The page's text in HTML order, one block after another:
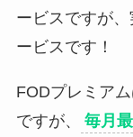
ービスですが
ービスです！
FODプレミア
ですが、
毎月